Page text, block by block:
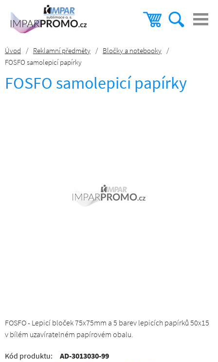
Úvod / Reklamní předměty / Bločky a notebooky /
FOSFO samolepicí papírky
FOSFO samolepicí papírky
FOSFO - Lepicí bloček 75x75mm a 5 barev lepicích papírků 50x15
v bílém uzavíratelném papírovém obalu.
Kód produktu:
AD-3013030-99